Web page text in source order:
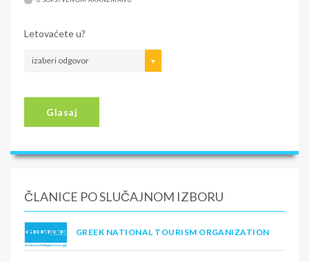
Letovaćete u?
izaberi odgovor
Glasaj
ČLANICE PO SLUČAJNOM IZBORU
GREEK NATIONAL TOURISM ORGANIZATION